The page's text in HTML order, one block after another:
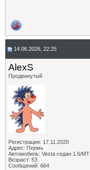
14.06.2026, 22:25
AlexS
Продвинутый
Регистрация: 17.11.2020
Адрес: Пермь
Автомобиль: Vesta седан 1.6/МТ
Возраст: 53
Сообщений: 664